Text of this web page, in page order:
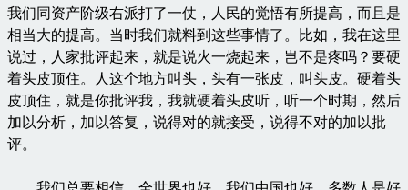
我们同资产阶级右派打了一仗，人民的觉悟有所提高，而且是
相当大的提高。当时我们就料到这些事情了。比如，我在这里
说过，人家批评起来，就是说火一烧起来，岂不是疼吗？要硬
着头皮顶住。人这个地方叫头，头有一张皮，叫头皮。硬着头
皮顶住，就是你批评我，我就硬着头皮听，听一个时期，然后
加以分析，加以答复，说得对的就接受，说得不对的加以批
评。